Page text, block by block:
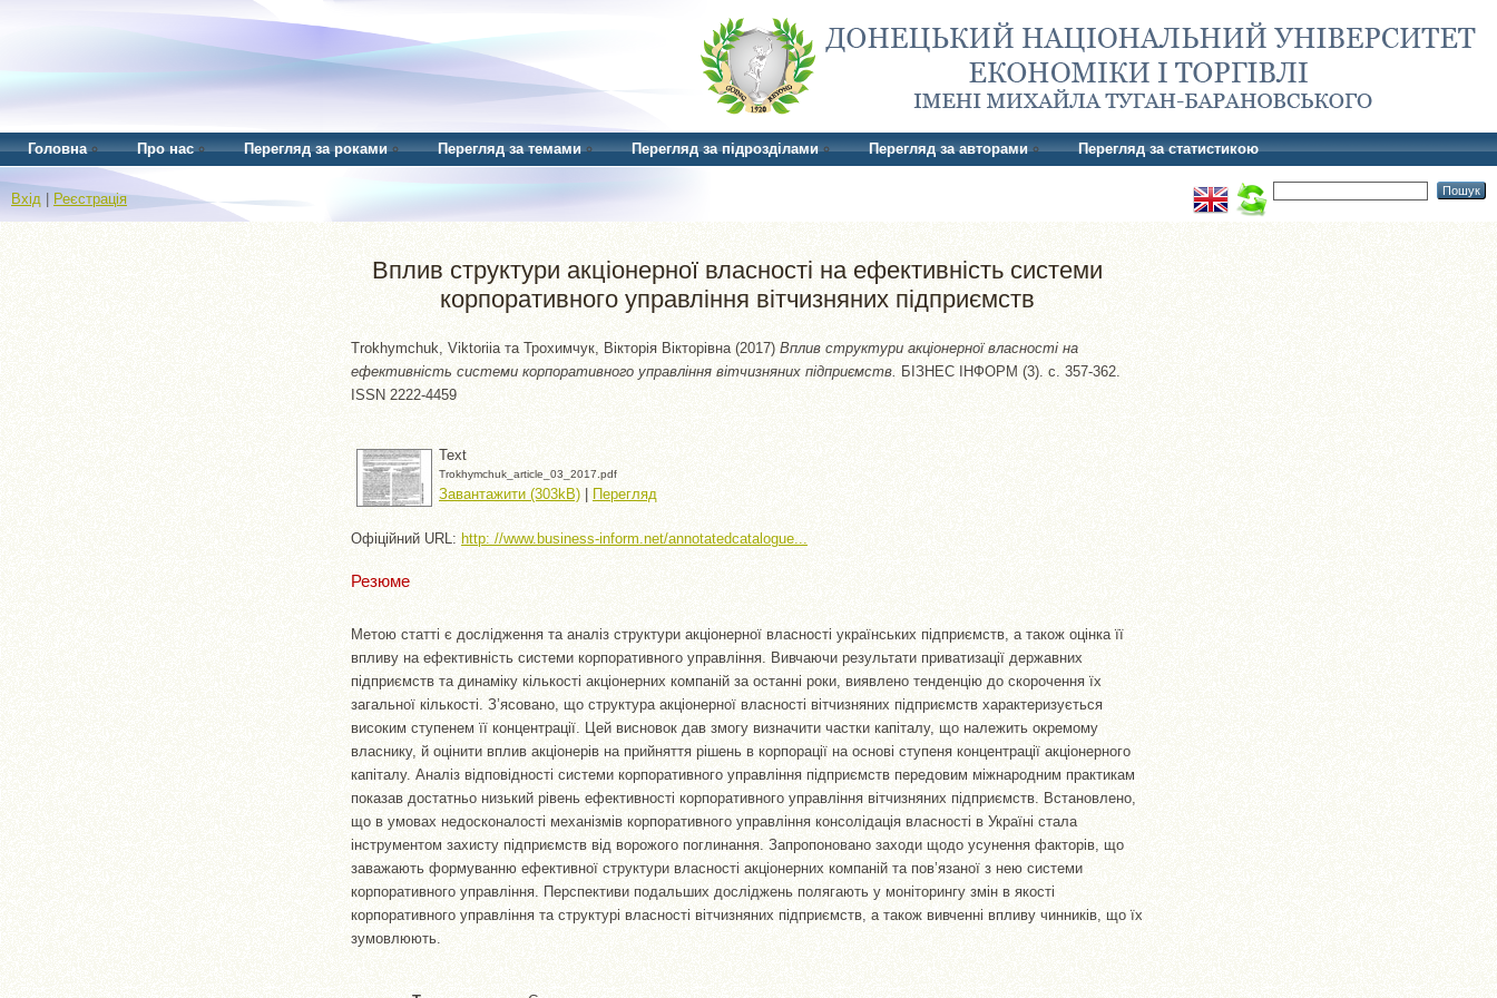
Головна Про нас Перегляд за роками Перегляд за темами Перегляд за підрозділами Перегляд за авторами Перегляд за статистикою
Вхід Реєстрація
Вплив структури акціонерної власності на ефективність системи
корпоративного управління вітчизняних підприємств
Trokhymchuk, Viktoriia та Трохимчук, Вікторія Вікторівна (2017) Вплив структури акціонерної власності на
ефективність системи корпоративного управління вітчизняних підприємств.
БІЗНЕС ІНФОРМ (3). с. 357-362.
ISSN 2222-4459
Text
Trokhymchuk_article_03_2017.pdf
Завантажити (303kB) | Перегляд
Офіційний URL: http: //www.business-inform.net/annotatedcatalogue...
Резюме
Метою статті є дослідження та аналіз структури акціонерної власності українських підприємств, а також оцінка її
впливу на ефективність системи корпоративного управління. Вивчаючи результати приватизації державних
підприємств та динаміку кількості акціонерних компаній за останні роки, виявлено тенденцію до скорочення їх
загальної кількості. З’ясовано, що структура акціонерної власності вітчизняних підприємств характеризується
високим ступенем її концентрації. Цей висновок дав змогу визначити частки капіталу, що належить окремому
власнику, й оцінити вплив акціонерів на прийняття рішень в корпорації на основі ступеня концентрації акціонерного
капіталу. Аналіз відповідності системи корпоративного управління підприємств передовим міжнародним практикам
показав достатньо низький рівень ефективності корпоративного управління вітчизняних підприємств. Встановлено,
що в умовах недосконалості механізмів корпоративного управління консолідація власності в Україні стала
інструментом захисту підприємств від ворожого поглинання. Запропоновано заходи щодо усунення факторів, що
заважають формуванню ефективної структури власності акціонерних компаній та пов’язаної з нею системи
корпоративного управління. Перспективи подальших досліджень полягають у моніторингу змін в якості
корпоративного управління та структурі власності вітчизняних підприємств, а також вивченні впливу чинників, що їх
зумовлюють.